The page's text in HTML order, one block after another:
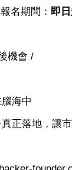
名期間： 即
機會 /
海中
正落地，讓